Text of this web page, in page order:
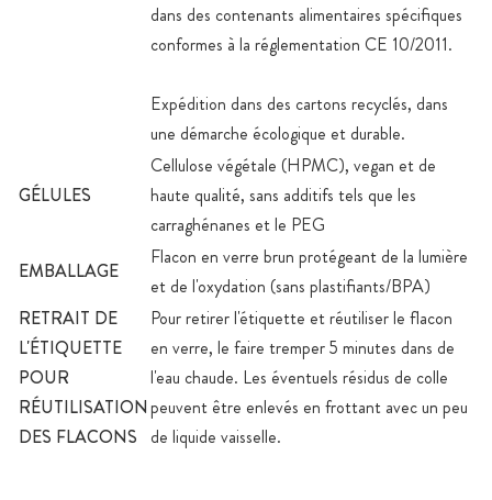
dans des contenants alimentaires spécifiques
conformes à la réglementation CE 10/2011.
Expédition dans des cartons recyclés, dans
une démarche écologique et durable.
GÉLULES
Cellulose végétale (HPMC), vegan et de
haute qualité, sans additifs tels que les
carraghénanes et le PEG
EMBALLAGE
Flacon en verre brun protégeant de la lumière
et de l'oxydation (sans plastifiants/BPA)
RETRAIT DE
L'ÉTIQUETTE
POUR
RÉUTILISATION
DES FLACONS
Pour retirer l'étiquette et réutiliser le flacon
en verre, le faire tremper 5 minutes dans de
l'eau chaude. Les éventuels résidus de colle
peuvent être enlevés en frottant avec un peu
de liquide vaisselle.